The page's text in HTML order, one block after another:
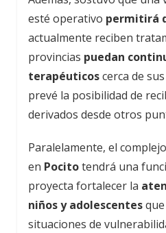
esté operativo permitirá
actualmente reciben
provincias puedan
terapéuticoscerca de
prevé la posibilidad de
derivados desde otros
Paralelamente, el
en Pocitotendrá una
proyecta fortalecer la
niños y adolescentes
situaciones de